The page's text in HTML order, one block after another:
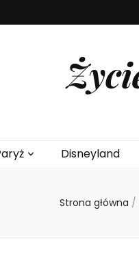
Disneyland
Strona główna /